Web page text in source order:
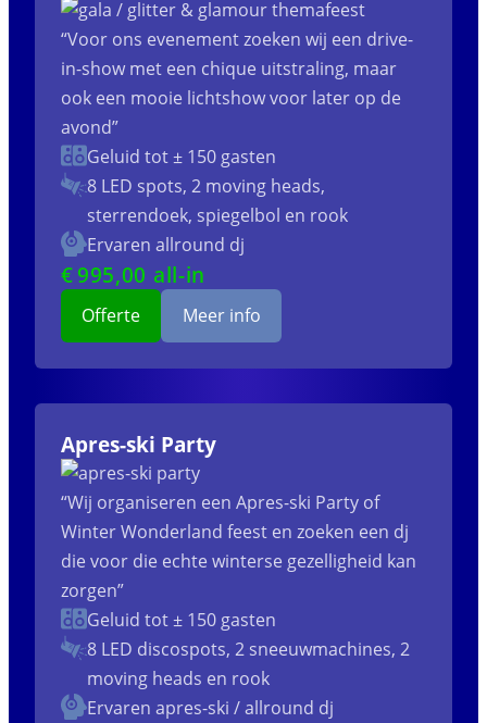
“Voor ons evenement zoeken wij een drive-
in-show met een chique uitstraling, maar
ook een mooie lichtshow voor later op de
avond”
Geluid tot ± 150 gasten
8 LED spots, 2 moving heads,
sterrendoek, spiegelbol en rook
Ervaren allround dj
€995,00 all-in
Offerte Meer info
Apres-ski Party
“Wij organiseren een Apres-ski Party of
Winter Wonderland feest en zoeken een dj
die voor die echte winterse gezelligheid kan
zorgen”
Geluid tot ± 150 gasten
8 LED discospots, 2 sneeuwmachines, 2
moving heads en rook
Ervaren apres-ski / allround dj